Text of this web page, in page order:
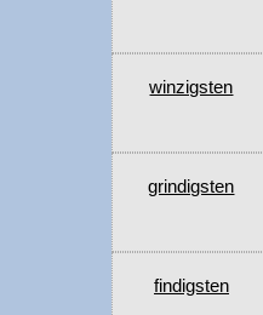
winzigsten
grindigsten
findigsten